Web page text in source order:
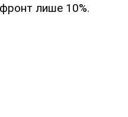
лише 10%.